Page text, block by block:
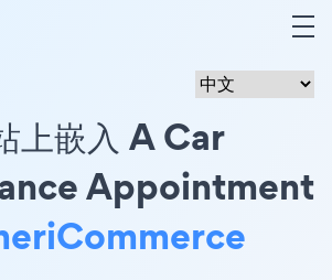
上嵌入 A Car
Appointment